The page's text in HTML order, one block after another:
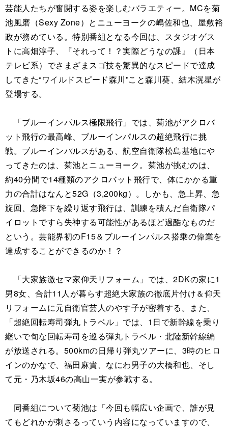
芸能人たちが奮闘する姿を楽しむバラエティー。MCを菊
池風磨（Sexy Zone）とニューヨークの嶋佐和也、屋敷裕
政が務めている。特別番組となる今回は、スタジオゲス
トに高畑淳子、『それって！？実際どうなの課』（日本
テレビ系）でさまざまスゴ技を驚異的なスピードで達成
してきた“ワイルドスピード森川”こと森川葵、結木滉星が
登場する。
「ブルーインパルス極限飛行」では、菊池がアクロバ
ット飛行の最高峰、ブルーインパルスの超絶飛行に挑
戦。ブルーインパルスがある、航空自衛隊松島基地にや
ってきたのは、菊池とニューヨーク。菊池が挑むのは、
約40分間で14種類のアクロバット飛行で、体にかかる重
力の合計はなんと52G（3,200kg）。しかも、急上昇、急
旋回、急降下を繰り返す飛行は、訓練を積んだ自衛隊パ
イロットですら失神する可能性があるほど過酷なものだ
という。芸能界初のF15＆ブルーインパルス搭乗の偉業を
達成することができるのか！？
「大家族激セマ家仰天リフォーム」では、2DKの家に1
男8女、合計11人が暮らす超絶大家族の徹底片付け＆仰天
リフォームに元自衛官芸人のやす子が密着する。また、
「超絶回転寿司弾丸トラベル」では、1日で新幹線を乗り
継いで旬な回転寿司を巡る弾丸トラベル・北陸新幹線編
が放送される。500kmの日帰り弾丸ツアーに、3時のヒロ
インのかなで、福田麻貴、なにわ男子の大橋和也、そし
て元・乃木坂46の高山一実が参戦する。
同番組について菊池は「今回も幅広い企画で、誰が見
てもどれかが刺さるっていう内容になっていますので、